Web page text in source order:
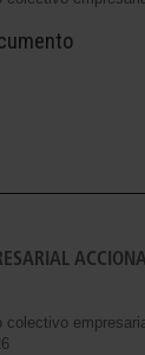
colectivo